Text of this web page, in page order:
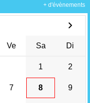
Ve Sa Di
1 2
7 8 9
+ d'évènements